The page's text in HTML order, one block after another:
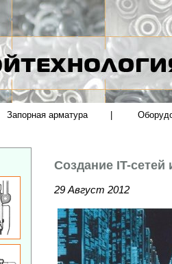
Запорная арматура
Создание IT-
29 Август 2012